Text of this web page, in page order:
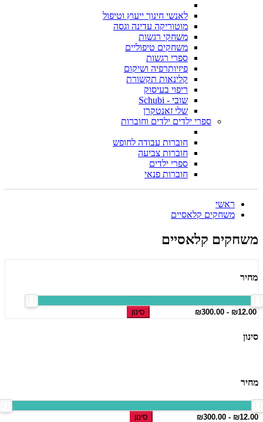
לאנשי חינוך ייעוץ וטיפול
מוטוריקה עדינה וגסה
משחקי רגשות
משחקים טיפוליים
ספרי רגשות
פיזיותרפיה ושיקום
קלינאות תקשורת
ריפוי בעיסוק
שובי - Schubi
שלי זאנטקרן
ספרי ילדים ילדים וחוברות
חוברות עבודה לחופש
חוברות צביעה
ספרי ילדים
חוברות פנאי
ראשי
משחקים קלאסיים
משחקים קלאסיים
מחיר
סינון
סינון
מחיר
סינון